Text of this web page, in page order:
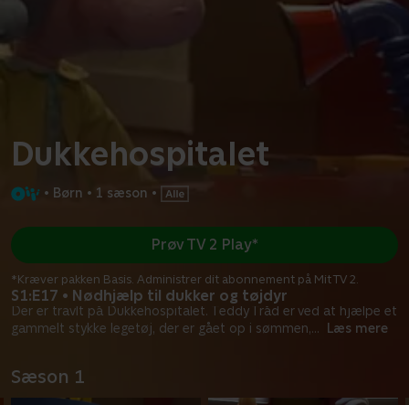
Dukkehospitalet
• Børn • 1 sæson •
S1:E17 • Nødhjælp til dukker og tøjdyr
Der er travlt på Dukkehospitalet. Teddy Tråd er ved at hjælpe et
gammelt stykke legetøj, der er gået op i sømmen,... Læs mere
Prøv TV 2 Play*
*Kræver pakken Basis. Administrer dit abonnement på Mit TV 2.
Sæson 1